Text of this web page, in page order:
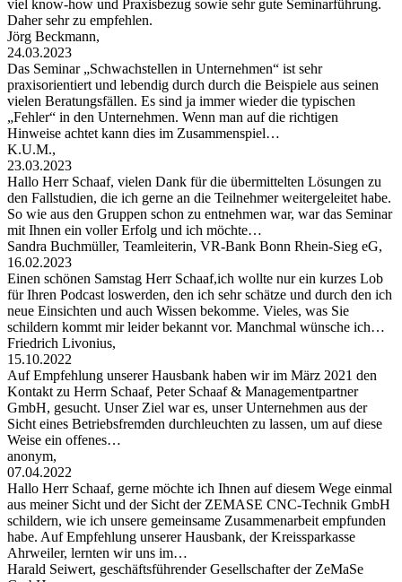
viel know-how und Praxisbezug sowie sehr gute Seminarführung.
Daher sehr zu empfehlen.
Jörg Beckmann,
24.03.2023
Das Seminar „Schwachstellen in Unternehmen“ ist sehr
praxisorientiert und lebendig durch durch die Beispiele aus seinen
vielen Beratungsfällen. Es sind ja immer wieder die typischen
„Fehler“ in den Unternehmen. Wenn man auf die richtigen
Hinweise achtet kann dies im Zusammenspiel…
K.U.M.,
23.03.2023
Hallo Herr Schaaf, vielen Dank für die übermittelten Lösungen zu
den Fallstudien, die ich gerne an die Teilnehmer weitergeleitet habe.
So wie aus den Gruppen schon zu entnehmen war, war das Seminar
mit Ihnen ein voller Erfolg und ich möchte…
Sandra Buchmüller, Teamleiterin, VR-Bank Bonn Rhein-Sieg eG,
16.02.2023
Einen schönen Samstag Herr Schaaf,ich wollte nur ein kurzes Lob
für Ihren Podcast loswerden, den ich sehr schätze und durch den ich
neue Einsichten und auch Wissen bekomme. Vieles, was Sie
schildern kommt mir leider bekannt vor. Manchmal wünsche ich…
Friedrich Livonius,
15.10.2022
Auf Empfehlung unserer Hausbank haben wir im März 2021 den
Kontakt zu Herrn Schaaf, Peter Schaaf & Managementpartner
GmbH, gesucht. Unser Ziel war es, unser Unternehmen aus der
Sicht eines Betriebsfremden durchleuchten zu lassen, um auf diese
Weise ein offenes…
anonym,
07.04.2022
Hallo Herr Schaaf, gerne möchte ich Ihnen auf diesem Wege einmal
aus meiner Sicht und der Sicht der ZEMASE CNC-Technik GmbH
schildern, wie ich unsere gemeinsame Zusammenarbeit empfunden
habe. Auf Empfehlung unserer Hausbank, der Kreissparkasse
Ahrweiler, lernten wir uns im…
Harald Seiwert, geschäftsführender Gesellschafter der ZeMaSe